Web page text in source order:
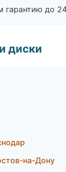
до
диски
на-Дону